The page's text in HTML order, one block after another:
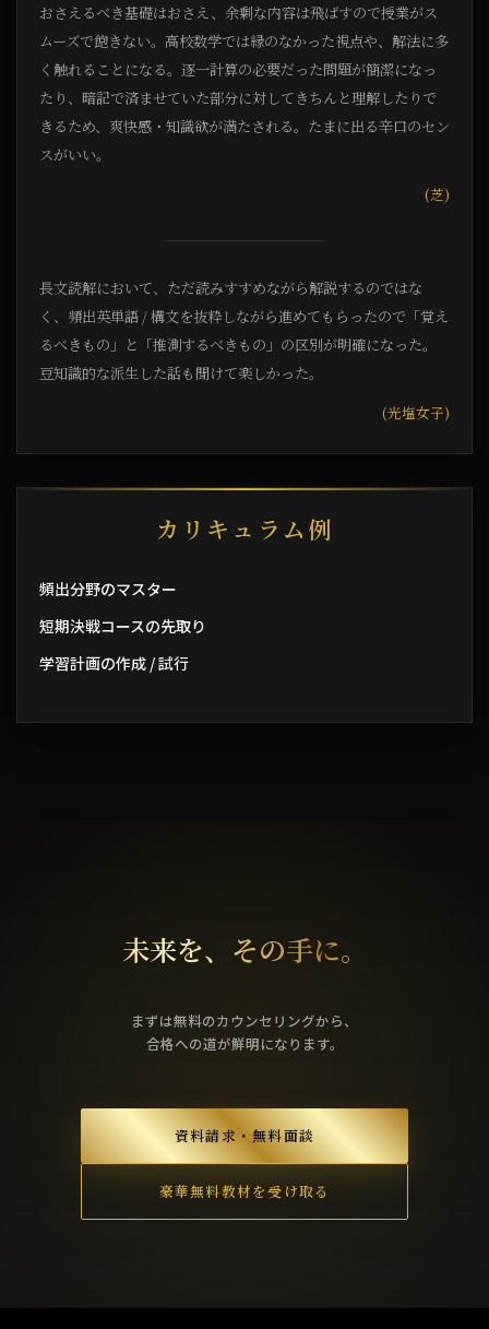
おさえるべき基礎はおさえ、余剰な内容は飛ばすので授業がス
ムーズで飽きない。高校数学では縁のなかった視点や、解法に多
く触れることになる。逐一計算の必要だった問題が簡潔になっ
たり、暗記で済ませていた部分に対してきちんと理解したりで
きるため、爽快感・知識欲が満たされる。たまに出る辛口のセン
スがいい。
(芝)
長文読解において、ただ読みすすめながら解説するのではな
く、頻出英単語 / 構文を抜粋しながら進めてもらったので「覚え
るべきもの」と「推測するべきもの」の区別が明確になった。
豆知識的な派生した話も聞けて楽しかった。
(光塩女子)
カリキュラム例
頻出分野のマスター
短期決戦コースの先取り
学習計画の作成 / 試行
未来を、その手に。
まずは無料のカウンセリングから、
合格への道が鮮明になります。
資料請求・無料面談
豪華無料教材を受け取る